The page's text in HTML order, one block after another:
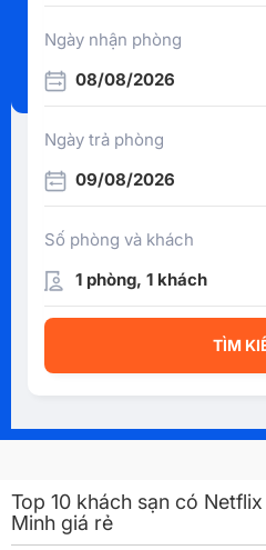
Ngày nhận phòng
08/08/2026
Ngày trả phòng
09/08/2026
Số phòng và khách
1 phòng, 1 khách
TÌM
Top 10 khách sạn có
Minh giá rẻ